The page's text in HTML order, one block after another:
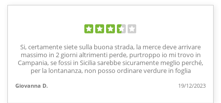
Si, certamente siete sulla buona strada, la merce deve arrivare
massimo in 2 giorni altrimenti perde, purtroppo io mi trovo in
Campania, se fossi in Sicilia sarebbe sicuramente meglio perché,
per la lontananza, non posso ordinare verdure in foglia
Giovanna D. 19/12/2023